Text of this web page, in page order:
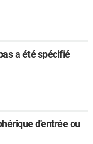
a été spécifié
d'entrée ou